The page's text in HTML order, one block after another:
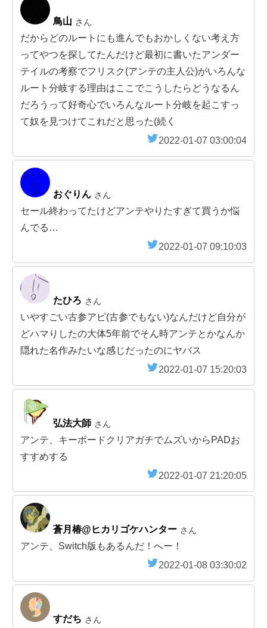
鳥山 さん
だからどのルートにも進んでもおかしくない考え方
ってやつを探してたんだけど最初に書いたアンダー
テイルの考察でフリスク(アンテの主人公)がいろんな
ルート分岐する理由はここでこうしたらどうなるん
だろうって好奇心でいろんなルート分岐を起こすっ
て奴を見つけてこれだと思った(続く
2022-01-07 03:00:04
おぐりん さん
セール終わってたけどアンテやりたすぎて買うか悩
んでる…
2022-01-07 09:10:03
たひろ さん
いやすごい古参アピ(古参でもない)なんだけど自分が
どハマりしたの大体5年前でそん時アンテとかなんか
隠れた名作みたいな感じだったのにヤバス
2022-01-07 15:20:03
弘法大師 さん
アンテ、キーボードクリアガチでムズいからPADお
すすめする
2022-01-07 21:20:05
蒼月椿@ヒカリゴケハンター さん
アンテ、Switch版もあるんだ！へー！
2022-01-08 03:30:02
すだち さん